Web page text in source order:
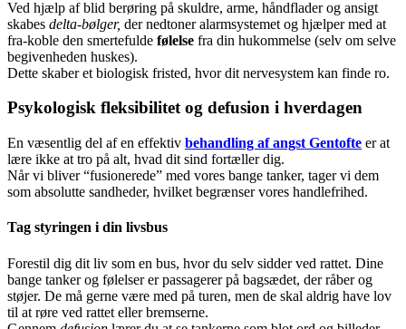
Ved hjælp af blid berøring på skuldre, arme, håndflader og ansigt
skabes delta-bølger, der nedtoner alarmsystemet og hjælper med at
fra-koble den smertefulde følelse fra din hukommelse (selv om selve
begivenheden huskes).
Dette skaber et biologisk fristed, hvor dit nervesystem kan finde ro.
Psykologisk fleksibilitet og defusion i hverdagen
En væsentlig del af en effektiv behandling af angst Gentofte er at
lære ikke at tro på alt, hvad dit sind fortæller dig.
Når vi bliver “fusionerede” med vores bange tanker, tager vi dem
som absolutte sandheder, hvilket begrænser vores handlefrihed.
Tag styringen i din livsbus
Forestil dig dit liv som en bus, hvor du selv sidder ved rattet. Dine
bange tanker og følelser er passagerer på bagsædet, der råber og
støjer. De må gerne være med på turen, men de skal aldrig have lov
til at røre ved rattet eller bremserne.